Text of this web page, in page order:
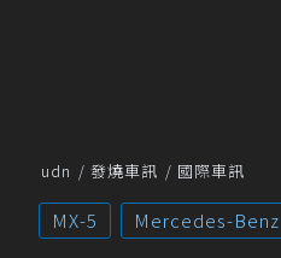
udn 發燒車訊 國際車訊
MX-5 Mercedes-Benz